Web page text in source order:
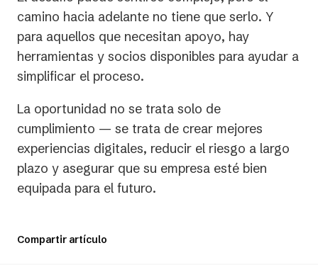
camino hacia adelante no tiene que serlo. Y
para aquellos que necesitan apoyo, hay
herramientas y socios disponibles para ayudar a
simplificar el proceso.
La oportunidad no se trata solo de
cumplimiento — se trata de crear mejores
experiencias digitales, reducir el riesgo a largo
plazo y asegurar que su empresa esté bien
equipada para el futuro.
Compartir artículo